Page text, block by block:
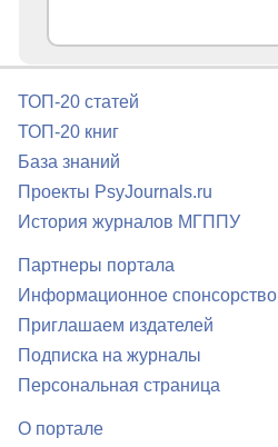
ТОП-20 статей
ТОП-20 книг
База знаний
Проекты PsyJournals.ru
История журналов МГППУ
Партнеры портала
Информационное спонсорство
Приглашаем издателей
Подписка на журналы
Персональная страница
О портале